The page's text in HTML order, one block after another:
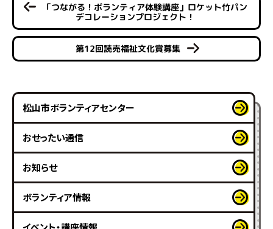
「つながる！ボランティア体験講座」ロケット竹パン
デコレーションプロジェクト！
第12回読売福祉文化賞募集
松山市ボランティアセンター
おせったい通信
お知らせ
ボランティア情報